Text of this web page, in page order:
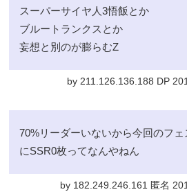
スーパーサイヤ人3悟飯とか
ブルートランクスとか
妄想と別のが膨らむZ
by 211.126.136.188 DP
70%リーダーいないから今回のフ
にSSR0枚ってなんやねん
by 182.249.246.161 匿名